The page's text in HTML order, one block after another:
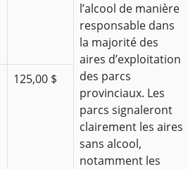
l’alcool de manière
responsable dans
la majorité des
aires d’exploitation
des parcs
provinciaux. Les
parcs signaleront
clairement les aires
sans alcool,
notamment les
125,00 $